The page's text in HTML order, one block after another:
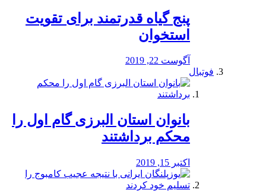
پنج گیاه قدرتمند برای تقویت
استخوان
آگوست 22, 2019
فوتبال
بانوان استان البرزی گام اول را
محكم برداشتند
اکتبر 15, 2019